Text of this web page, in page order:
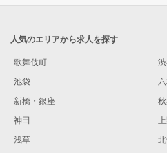
人気のエリアから求人を探す
歌舞伎町
池袋
新橋・銀座
神田
浅草